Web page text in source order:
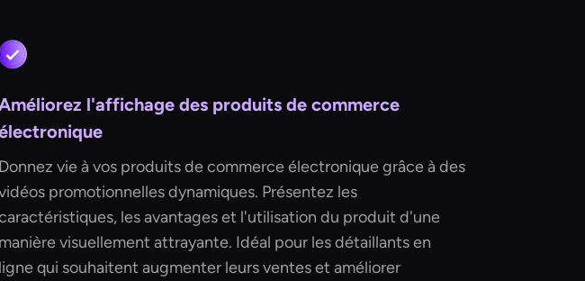
l'affichage des produits de commerce
Donnez vie à vos produits de commerce électronique grâce à des
promotionnelles dynamiques. Présentez les
les avantages et l'utilisation du produit d'une
manière visuellement attrayante. Idéal pour les détaillants en
ligne qui souhaitent augmenter leurs ventes et améliorer